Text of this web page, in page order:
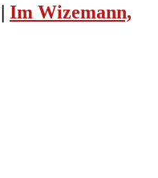
| Im Wizemann,